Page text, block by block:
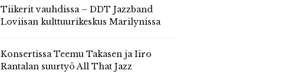
Tiikerit vauhdissa – DDT Jazzband
Loviisan kulttuurikeskus Marilynissa
Konsertissa Teemu Takasen ja Iiro
Rantalan suurtyö All That Jazz